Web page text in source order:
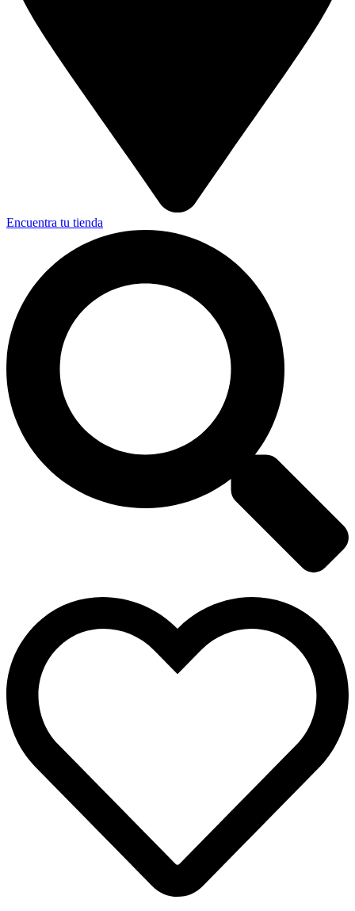
Encuentra tu tienda